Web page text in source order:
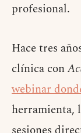
profesional.
Hace tres
clínica con
webinar
herramienta,